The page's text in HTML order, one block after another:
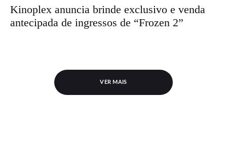
Kinoplex anuncia brinde exclusivo e venda
antecipada de ingressos de “Frozen 2”
VER MAIS